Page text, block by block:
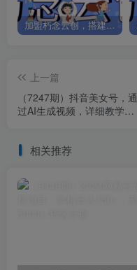
加盟朽念云创，搭建同款项目资源站，实现日入2000+
上一篇
（7247期）抖音美女号，通
过AI生成视频，详细教学，
相关推荐